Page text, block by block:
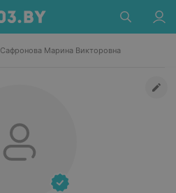
Сафронова Марина Викторовна